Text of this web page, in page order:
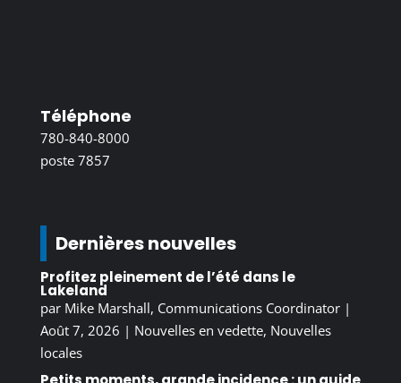
Téléphone
780-840-8000
poste 7857
Dernières nouvelles
Profitez pleinement de l’été dans le
Lakeland
par Mike Marshall, Communications Coordinator|
Août 7, 2026 | Nouvelles en vedette, Nouvelles
locales